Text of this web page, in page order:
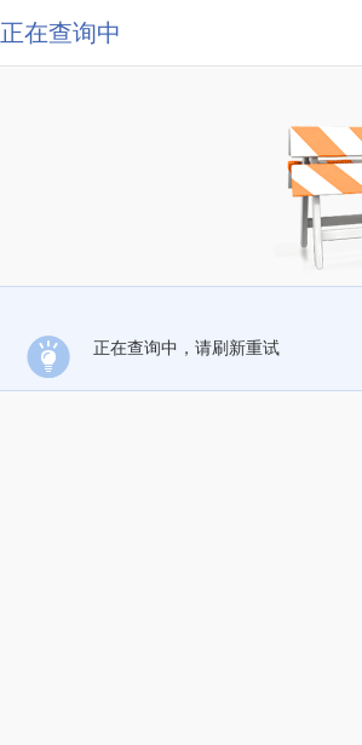
正在查询中
正在查询中，请刷新重试